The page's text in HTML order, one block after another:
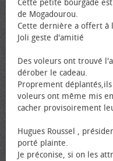
Cette petite bourgade
de Mogadourou.
Cette dernière a offert
Joli geste d'amitié
Des voleurs ont trouvé
dérober le cadeau.
Proprement
voleurs ont même mis
cacher provisoirement
Hugues Roussel ,
porté plainte.
Je préconise, si on les